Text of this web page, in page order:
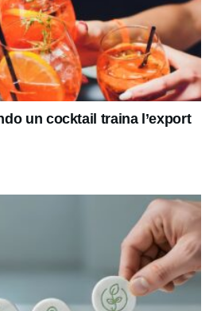
un cocktail traina l’export